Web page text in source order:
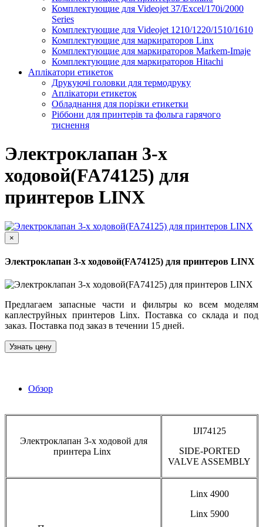
Комплектующие для Videojet 37/Excel/170i/2000
Series
Комплектующие для Videojet 1210/1220/1510/1610
Комплектующие для маркираторов Linx
Комплектующие для маркираторов Markem-Imaje
Комплектующие для маркираторов Hitachi
Аплікатори етикеток
Друкуючі головки для термодруку
Аплікатори етикеток
Обладнання для порізки етикетки
Ріббони для принтерів та фольга гарячого
тиснення
Электроклапан 3-х
ходовой(FA74125) для
принтеров LINX
×
Электроклапан 3-х ходовой(FA74125) для принтеров LINX
Предлагаем запасные части и фильтры ко всем моделям
каплеструйных принтеров Linx. Поставка со склада и под
заказ. Поставка под заказ в течении 15 дней.
Узнать цену
Обзор
Электроклапан 3-х ходовой для
принтера Linx
IJI74125
SIDE-PORTED
VALVE ASSEMBLY
Linx 4900
Linx 5900